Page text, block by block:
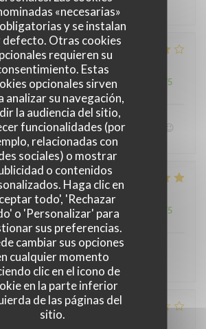
«necesarias»
y se instalan
defecto. Otras cookies
requieren su
Estas
opcionales sirven
analizar su navegación,
la audiencia del sitio,
funcionalidades (por
relacionadas con
sociales) o mostrar
o contenidos
Haga clic en
todo', 'Rechazar
o 'Personalizar' para
sus preferencias.
cambiar sus opciones
cualquier momento
clic en el icono de
en la parte inferior
de las páginas del
sitio.
- Invitados 4
: 4 /5 Menú:5/5 Calidad / Precio /5
patron super sympa Personnel au top😉
- Invitados 4
: 5/5 Menú:5/5 Calidad / Precio /5
!